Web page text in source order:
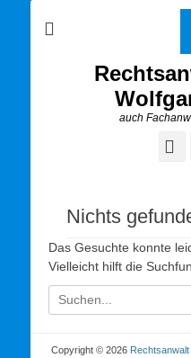
auch
Nichts
Das Gesuchte konnte
Vielleicht hilft die
Copyright © 2026